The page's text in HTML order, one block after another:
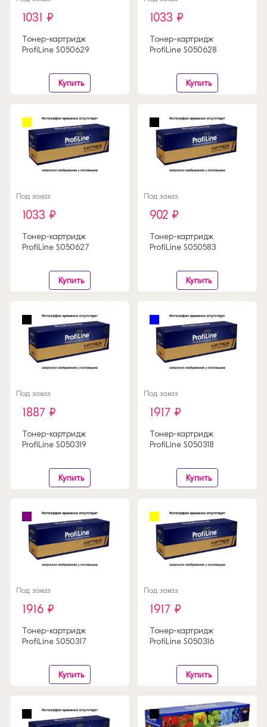
1031 ₽
Тонер-картридж
ProfiLine S050629
Купить
1033 ₽
Тонер-картридж
ProfiLine S050628
Купить
Под заказ
1033 ₽
Тонер-картридж
ProfiLine S050627
Купить
Под заказ
902 ₽
Тонер-картридж
ProfiLine S050583
Купить
Под заказ
1887 ₽
Тонер-картридж
ProfiLine S050319
Купить
Под заказ
1917 ₽
Тонер-картридж
ProfiLine S050318
Купить
Под заказ
1916 ₽
Тонер-картридж
ProfiLine S050317
Купить
Под заказ
1917 ₽
Тонер-картридж
ProfiLine S050316
Купить